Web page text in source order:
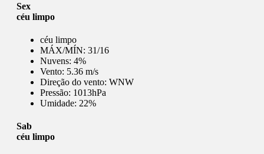
Sex
céu limpo
céu limpo
MÁX/MÍN: 31/16
Nuvens: 4%
Vento: 5.36 m/s
Direção do vento: WNW
Pressão: 1013hPa
Umidade: 22%
Sab
céu limpo